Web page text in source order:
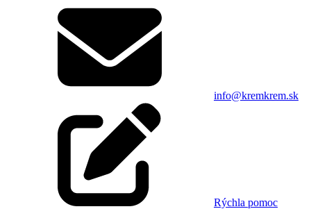
info@kremkrem.sk
Rýchla pomoc